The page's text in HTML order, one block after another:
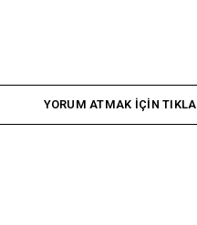
YORUM ATMAK IÇIN TIKLA